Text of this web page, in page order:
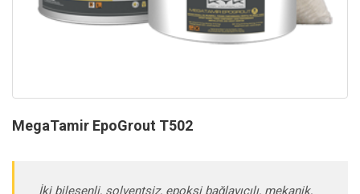
MegaTamir EpoGrout T502
İki bileşenli, solventsiz, epoksi bağlayıcılı, mekanik,